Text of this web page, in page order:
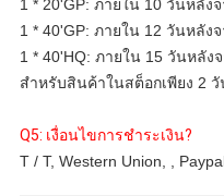
1 * 20'GP: ภายใน 10 วันหลัง
1 * 40'GP: ภายใน 12 วันหลัง
1 * 40'HQ: ภายใน 15 วันหลัง
สำหรับสินค้าในสต็อกเพียง 2
Q5: เงื่อนไขการชำระเงิน?
T / T, Western Union, ,